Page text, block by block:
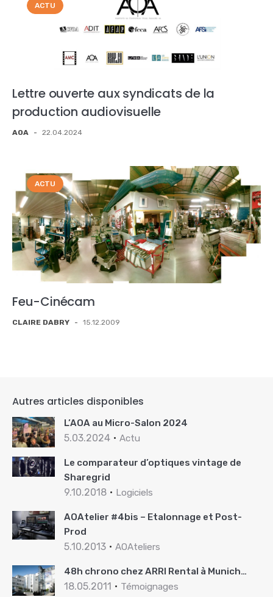
ACTU
Lettre ouverte aux syndicats de la
production audiovisuelle
AOA - 22.04.2024
ACTU
Feu-Cinécam
CLAIRE DABRY - 15.12.2009
Autres articles disponibles
L’AOA au Micro-Salon 2024
5.03.2024 Actu
Le comparateur d’optiques vintage de
Sharegrid
9.10.2018 Logiciels
AOAtelier #4bis – Etalonnage et Post-
Prod
5.10.2013 AOAteliers
48h chrono chez ARRI Rental à Munich…
18.05.2011 Témoignages